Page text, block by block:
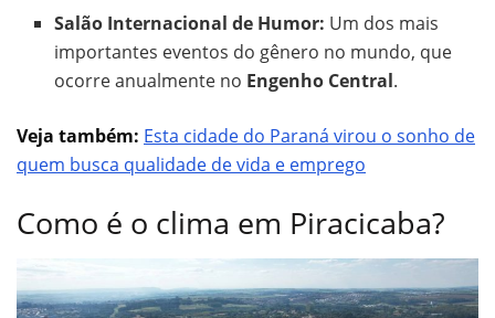
Salão Internacional de Humor: Um dos mais
importantes eventos do gênero no mundo, que
ocorre anualmente no Engenho Central.
Veja também: Esta cidade do Paraná virou o sonho de
quem busca qualidade de vida e emprego
Como é o clima em Piracicaba?